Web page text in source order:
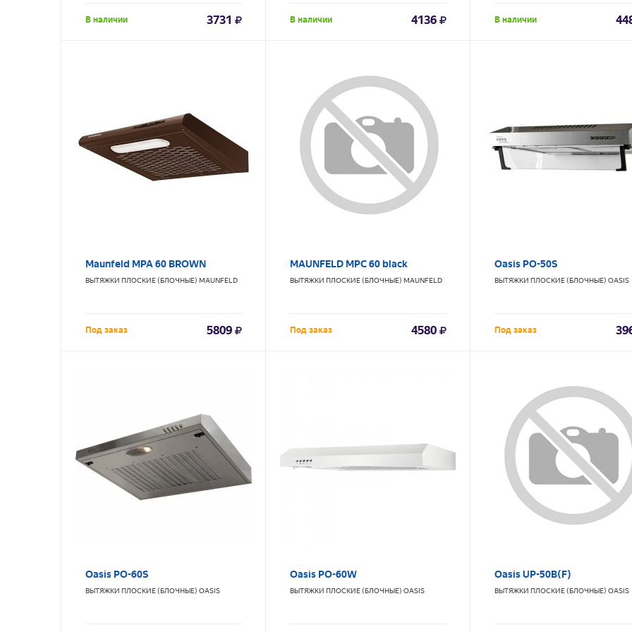
В наличии 3731 В наличии 4136 В наличии
Maunfeld MPA 60 BROWN
ВЫТЯЖКИ ПЛОСКИЕ (БЛОЧНЫЕ) MAUNFELD
Под заказ 5809
MAUNFELD MPC 60 black
ВЫТЯЖКИ ПЛОСКИЕ (БЛОЧНЫЕ) MAUNFELD
Под заказ 4580
Oasis PO-50S
ВЫТЯЖКИ ПЛОСКИЕ (БЛОЧНЫЕ) OASIS
Под заказ
Oasis PO-60S
ВЫТЯЖКИ ПЛОСКИЕ (БЛОЧНЫЕ) OASIS
Oasis PO-60W
ВЫТЯЖКИ ПЛОСКИЕ (БЛОЧНЫЕ) OASIS
Oasis UP-50B(F)
ВЫТЯЖКИ ПЛОСКИЕ (БЛОЧНЫЕ) OASIS